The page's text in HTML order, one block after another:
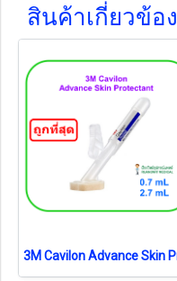
สินค้าเกี่ยวข้อง